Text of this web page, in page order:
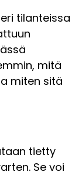
tilanteissa
mitä
miten sitä
tietty
Se voi